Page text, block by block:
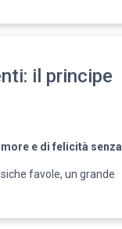
il principe
e di felicità senza
favole, un grande